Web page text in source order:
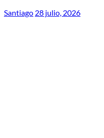
Santiago 28 julio, 2026